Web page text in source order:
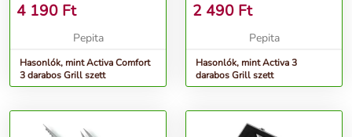
4 190 Ft
Pepita
Hasonlók, mint Activa Comfort
3 darabos Grill szett
2 490 Ft
Pepita
Hasonlók, mint Activa 3
darabos Grill szett